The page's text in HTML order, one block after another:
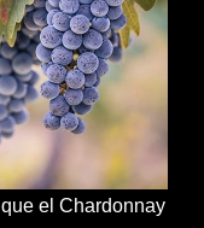
el Chardonnay